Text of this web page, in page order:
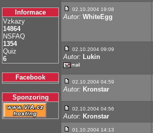
Informace
Vzkazy
14864
NSFAQ
1354
Quiz
6
Facebook
Sponzoring
02.10.2004 19:08
Autor: WhiteEgg
02.10.2004 09:09
Autor: Lukin
02.10.2004 04:59
Autor: Kronstar
02.10.2004 04:56
Autor: Kronstar
01.10.2004 14:13